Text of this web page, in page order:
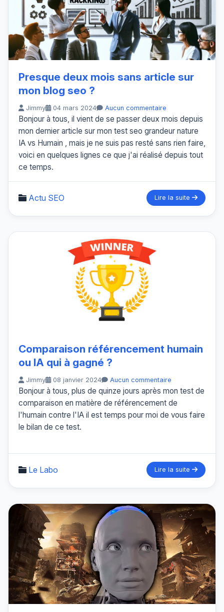
Presque deux mois sans article sur
mon blog seo ?
Jimmy 04 mars 2024 Aucun commentaire
Bonjour à tous, il vient de se passer deux mois depuis
mon dernier article sur mon test seo grandeur nature
IA vs Humain , mais je ne suis pas resté sans rien faire,
voici en quelques lignes ce que j'ai réalisé depuis tout
ce temps.
Actu SEO Lire la suite
Comparaison référencement humain
ou IA qui à gagné ?
Jimmy 08 janvier 2024 Aucun commentaire
Bonjour à tous, plus de quinze jours après mon test de
comparaison en matière de référencement de
l'humain contre l'IA il est temps pour moi de vous faire
le bilan de ce test.
Le Labo Lire la suite